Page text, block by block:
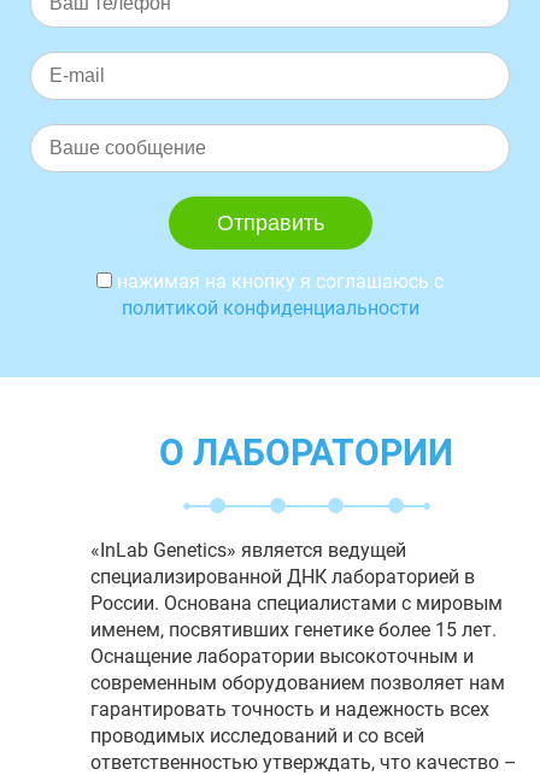
нажимая на кнопку я соглашаюсь с
политикой конфиденциальности
О ЛАБОРАТОРИИ
«InLab Genetics» является ведущей
специализированной ДНК лабораторией в
России. Основана специалистами с мировым
именем, посвятивших генетике более 15 лет.
Оснащение лаборатории высокоточным и
современным оборудованием позволяет нам
гарантировать точность и надежность всех
проводимых исследований и со всей
ответственностью утверждать, что качество –